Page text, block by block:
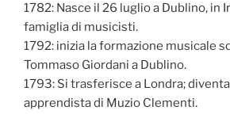
1782: Nasce il 26 luglio a Dublino, in
famiglia di musicisti.
1792: inizia la formazione musicale
Tommaso Giordani a Dublino.
1793: Si trasferisce a Londra;
apprendista di Muzio Clementi.